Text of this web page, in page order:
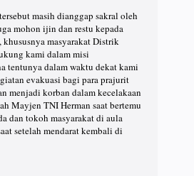
masih dianggap sakral oleh
mohon ijin dan restu kepada
khususnya masyarakat Distrik
kami dalam misi
tentunya dalam waktu dekat kami
evakuasi bagi para prajurit
menjadi korban dalam kecelakaan
Mayjen TNI Herman saat bertemu
dan tokoh masyarakat di aula
setelah mendarat kembali di